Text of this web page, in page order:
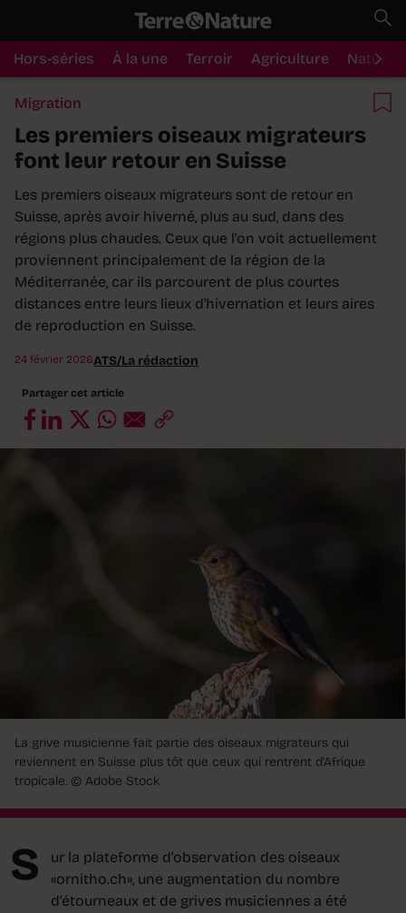
Hors-séries À la une Terroir Agriculture Nature
Migration
Les premiers oiseaux migrateurs
font leur retour en Suisse
Les premiers oiseaux migrateurs sont de retour en
Suisse, après avoir hiverné, plus au sud, dans des
régions plus chaudes. Ceux que l'on voit actuellement
proviennent principalement de la région de la
Méditerranée, car ils parcourent de plus courtes
distances entre leurs lieux d'hivernation et leurs aires
de reproduction en Suisse.
24 février 2026ATS/La rédaction
Partager cet article
La grive musicienne fait partie des oiseaux migrateurs qui
reviennent en Suisse plus tôt que ceux qui rentrent d'Afrique
tropicale. © Adobe Stock
S
ur la plateforme d’observation des oiseaux
«ornitho.ch», une augmentation du nombre
d’étourneaux et de grives musiciennes a été